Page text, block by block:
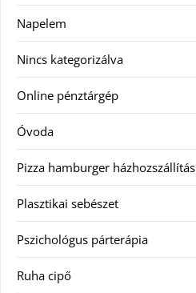
Napelem
Nincs kategorizálva
Online pénztárgép
Óvoda
Pizza hamburger házhozszállítás
Plasztikai sebészet
Pszichológus párterápia
Ruha cipő